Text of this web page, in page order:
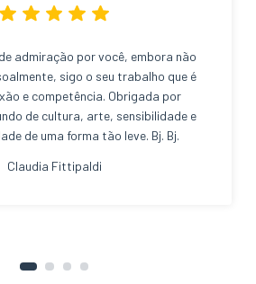
admiração por você, embora não
sigo o seu trabalho que é
e competência. Obrigada por
de cultura, arte, sensibilidade e
de uma forma tão leve. Bj. Bj.
Claudia Fittipaldi